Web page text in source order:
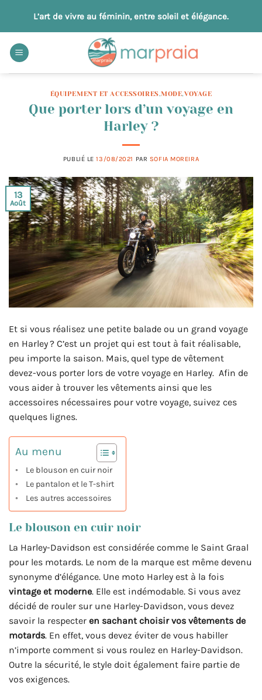
contenu
L’art de vivre au féminin, entre soleil et élégance.
ÉQUIPEMENT ET ACCESSOIRES,MODE,VOYAGE
Que porter lors d’un voyage en
Harley ?
PUBLIÉ LE13/08/2021 PAR SOFIA MOREIRA
13
Août
Et si vous réalisez une petite balade ou un grand voyage
en Harley ? C’est un projet qui est tout à fait réalisable,
peu importe la saison. Mais, quel type de vêtement
devez-vous porter lors de votre voyage en Harley. Afin de
vous aider à trouver les vêtements ainsi que les
accessoires nécessaires pour votre voyage, suivez ces
quelques lignes.
Au menu
Le blouson en cuir noir
Le pantalon et le T-shirt
Les autres accessoires
Le blouson en cuir noir
La Harley-Davidson est considérée comme le Saint Graal
pour les motards. Le nom de la marque est même devenu
synonyme d’élégance. Une moto Harley est à la fois
vintage et moderne. Elle est indémodable. Si vous avez
décidé de rouler sur une Harley-Davidson, vous devez
savoir la respecter en sachant choisir vos vêtements de
motards. En effet, vous devez éviter de vous habiller
n’importe comment si vous roulez en Harley-Davidson.
Outre la sécurité, le style doit également faire partie de
vos exigences.